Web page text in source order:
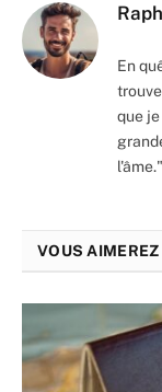
En
que je
VOUS AIMEREZ